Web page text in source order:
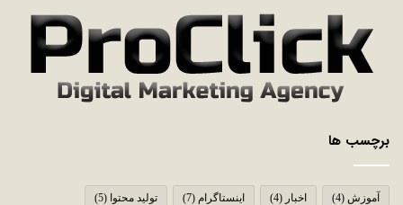
برچسب ها
آموزش (4) اخبار (4) اینستاگرام (7) تولید محتوا (5)